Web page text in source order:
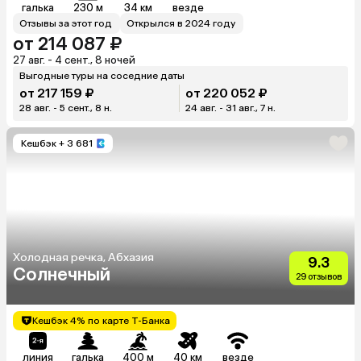
галька 230 м 34 км везде
Отзывы за этот год Открылся в 2024 году
от 214 087 ₽
27 авг. - 4 сент., 8 ночей
Выгодные туры на соседние даты
от 217 159 ₽
28 авг. - 5 сент., 8 н.
от 220 052 ₽
24 авг. - 31 авг., 7 н.
Кешбэк + 3 681
Холодная речка, Абхазия
Солнечный
9.3
29 отзывов
Кешбэк 4% по карте Т-Банка
линия галька 400 м 40 км везде